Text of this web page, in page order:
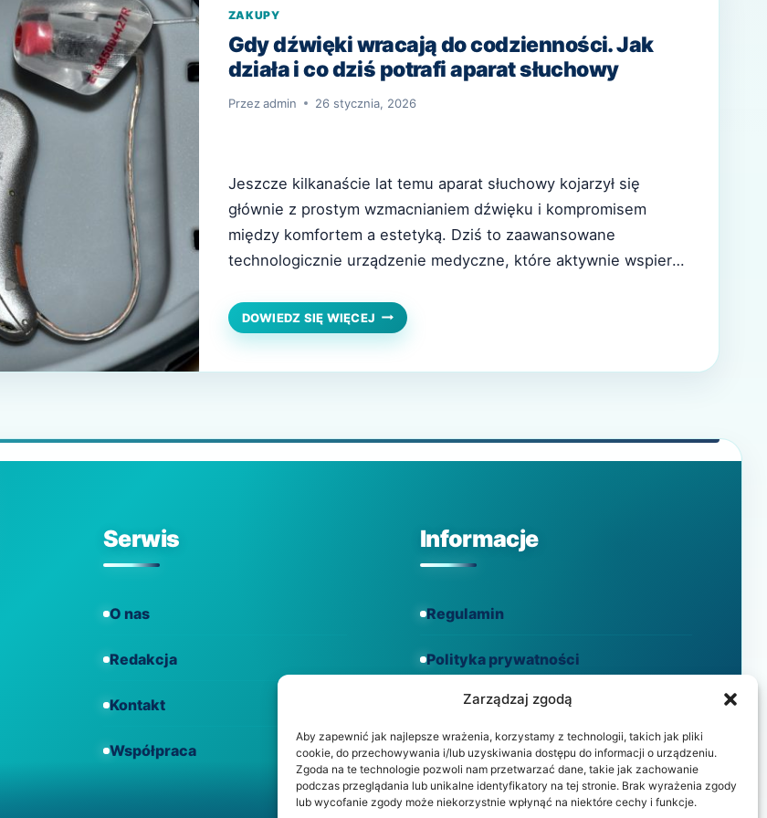
Zarządzaj zgodą
Aby zapewnić jak najlepsze wrażenia, korzystamy z technologii, takich jak pliki
cookie, do przechowywania i/lub uzyskiwania dostępu do informacji o urządzeniu.
Zgoda na te technologie pozwoli nam przetwarzać dane, takie jak zachowanie
podczas przeglądania lub unikalne identyfikatory na tej stronie. Brak wyrażenia zgody
lub wycofanie zgody może niekorzystnie wpłynąć na niektóre cechy i funkcje.
ZAKUPY
Gdy dźwięki wracają do codzienności. Jak
działa i co dziś potrafi aparat słuchowy
Przez admin 26 stycznia, 2026
Jeszcze kilkanaście lat temu aparat słuchowy kojarzył się
głównie z prostym wzmacnianiem dźwięku i kompromisem
między komfortem a estetyką. Dziś to zaawansowane
technologicznie urządzenie medyczne, które aktywnie wspiera
złożonym, dynamicznym środowisku akustycznym.
Nowoczesne rozwiązania zmieniają sposób, w jaki osoby z
DOWIEDZ SIĘ WIĘCEJ GDY
DŹWIĘKI
I
CO
SŁUCHOWY
Serwis
O nas
Redakcja
Kontakt
Współpraca
Informacje
Regulamin
Polityka prywatności
Polityka cookies